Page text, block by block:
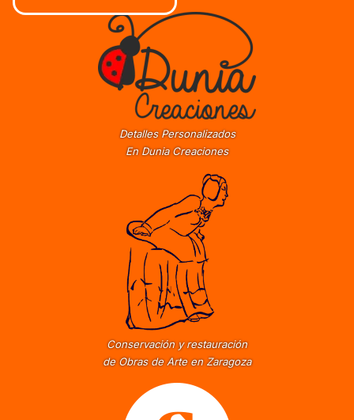
Detalles Personalizados
En Dunia Creaciones
Conservación y restauración
de Obras de Arte en Zaragoza